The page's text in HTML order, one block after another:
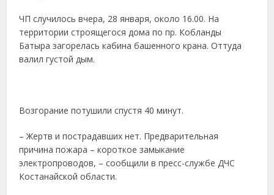
ЧП случилось вчера, 28 января, около 16.00. На
территории строящегося дома по пр. Кобланды
Батыра загорелась кабина башенного крана. Оттуда
валил густой дым.
Возгорание потушили спустя 40 минут.
– Жертв и пострадавших нет. Предварительная
причина пожара – короткое замыкание
электропроводов, – сообщили в пресс-службе ДЧС
Костанайской области.